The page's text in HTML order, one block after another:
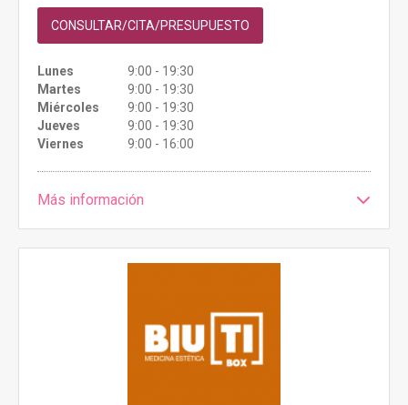
CONSULTAR/CITA/PRESUPUESTO
Lunes
9:00 - 19:30
Martes
9:00 - 19:30
Miércoles
9:00 - 19:30
Jueves
9:00 - 19:30
Viernes
9:00 - 16:00
Más información